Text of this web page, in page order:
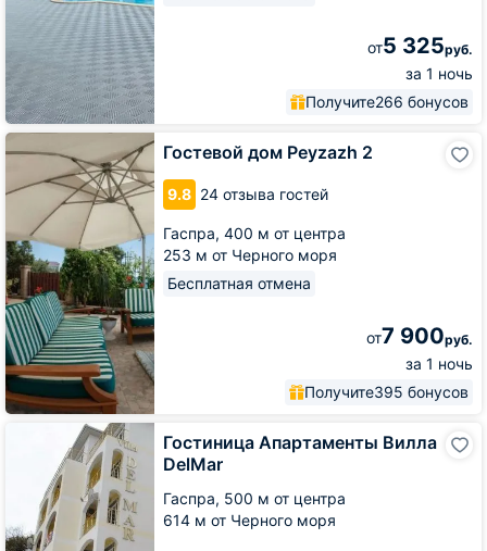
от5 325руб.
за 1 ночь
Получите266 бонусов
Гостевой дом Peyzazh 2
9.8 24 отзыва гостей
Гаспра, 400 м от центра
253 м от Черного моря
Бесплатная отмена
от7 900руб.
за 1 ночь
Получите395 бонусов
Гостевой
дом
Peyzazh
2
Гостиница Апартаменты Вилла
DelMar
Гаспра, 500 м от центра
614 м от Черного моря
Апартаменты
DelMar